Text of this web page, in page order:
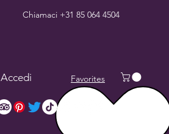
Chiamaci +31 85 064 4504
Accedi Favorites